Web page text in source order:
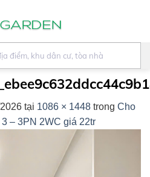
tại 1086 × 1448 trong Cho
– 3PN 2WC giá 22tr